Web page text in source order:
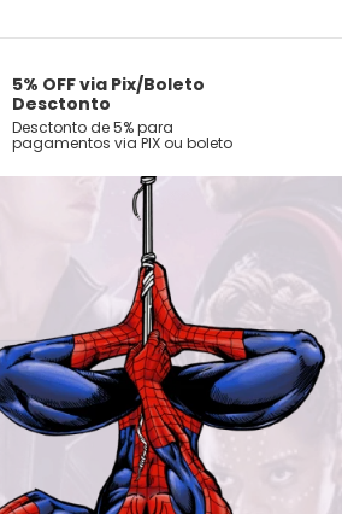
5% OFF via Pix/Boleto
Desctonto
Desctonto de 5% para
pagamentos via PIX ou boleto